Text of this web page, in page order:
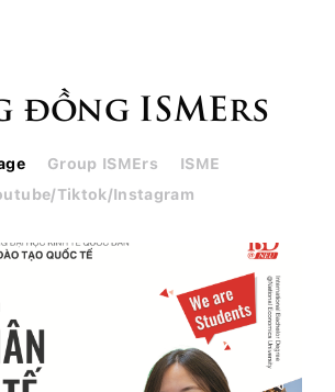
đồng ISMErs
Group ISMErs
ISME
Tiktok/Instagram